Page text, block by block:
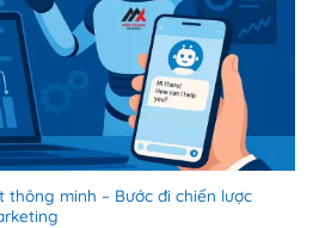
thông minh – Bước đi chiến lược